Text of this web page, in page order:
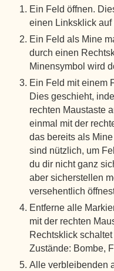
Ein Feld öffnen.
einen Linksklick auf
Ein Feld als Mine
durch einen
Minensymbol wird
Ein Feld mit einem
Dies geschieht,
rechten Maustaste
einmal mit der
das bereits als
sind nützlich, um
du dir nicht ganz
aber sicherstellen
versehentlich
Entferne alle
mit der rechten
Rechtsklick
Zustände: Bombe,
Alle verbleibenden